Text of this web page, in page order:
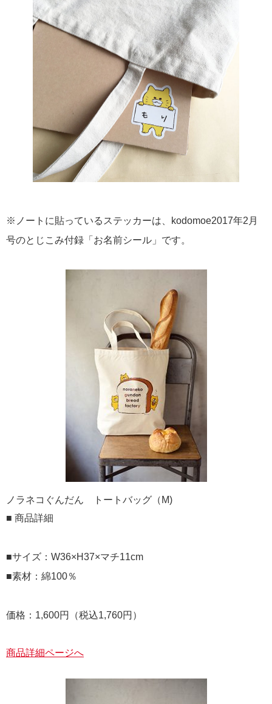
※ノートに貼っているステッカーは、kodomoe2017年2月
号のとじこみ付録「お名前シール」です。
ノラネコぐんだん トートバッグ（M)
■ 商品詳細
■サイズ：W36×H37×マチ11cm
■素材：綿100％
価格：1,600円（税込1,760円）
商品詳細ページへ